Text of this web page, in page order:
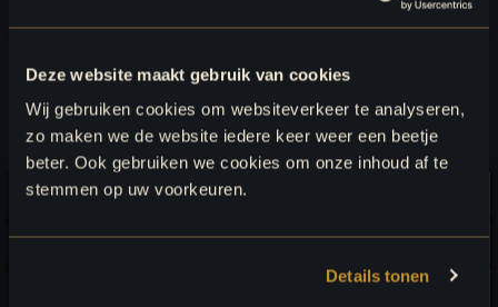
Deze website maakt gebruik van cookies
Wij gebruiken cookies om websiteverkeer te analyseren,
zo maken we de website iedere keer weer een beetje
beter. Ook gebruiken we cookies om onze inhoud af te
stemmen op uw voorkeuren.
Details tonen
CATEGORIEËN
EDITIE 2026-2027
HOORCENTRA
BABY & KIND